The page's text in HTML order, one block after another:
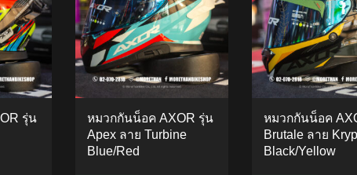
รุ่น
หมวกกันน็อค AXOR รุ่น
Apex ลาย Turbine
Blue/Red
หมวกกันน็อค
Brutale ลาย
Black/Yellow